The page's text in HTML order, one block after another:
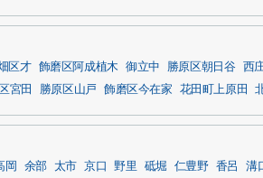
区才 飾磨区阿成植木 御立中 勝原区朝日谷 西
宮田 勝原区山戸 飾磨区今在家 花田町上原田
岡 余部 太市 京口 野里 砥堀 仁豊野 香呂 溝